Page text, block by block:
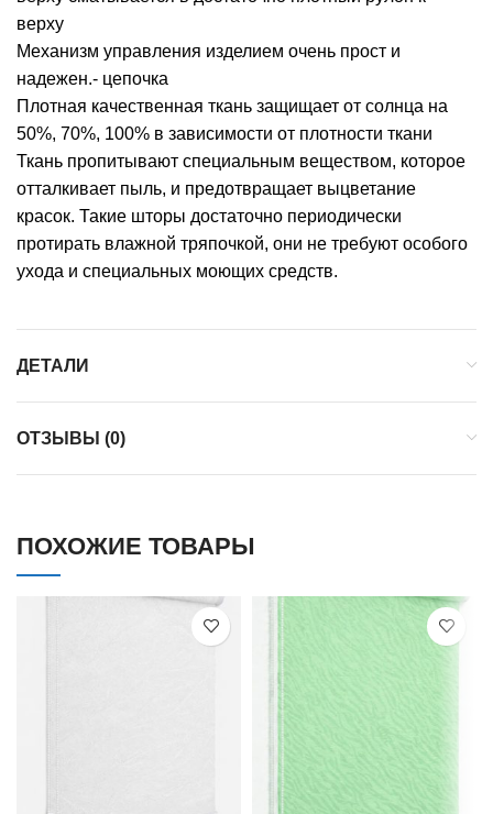
верху
Механизм управления изделием очень прост и
надежен.- цепочка
Плотная качественная ткань защищает от солнца на
50%, 70%, 100% в зависимости от плотности ткани
Ткань пропитывают специальным веществом, которое
отталкивает пыль, и предотвращает выцветание
красок. Такие шторы достаточно периодически
протирать влажной тряпочкой, они не требуют особого
ухода и специальных моющих средств.
ДЕТАЛИ
ОТЗЫВЫ (0)
ПОХОЖИЕ ТОВАРЫ